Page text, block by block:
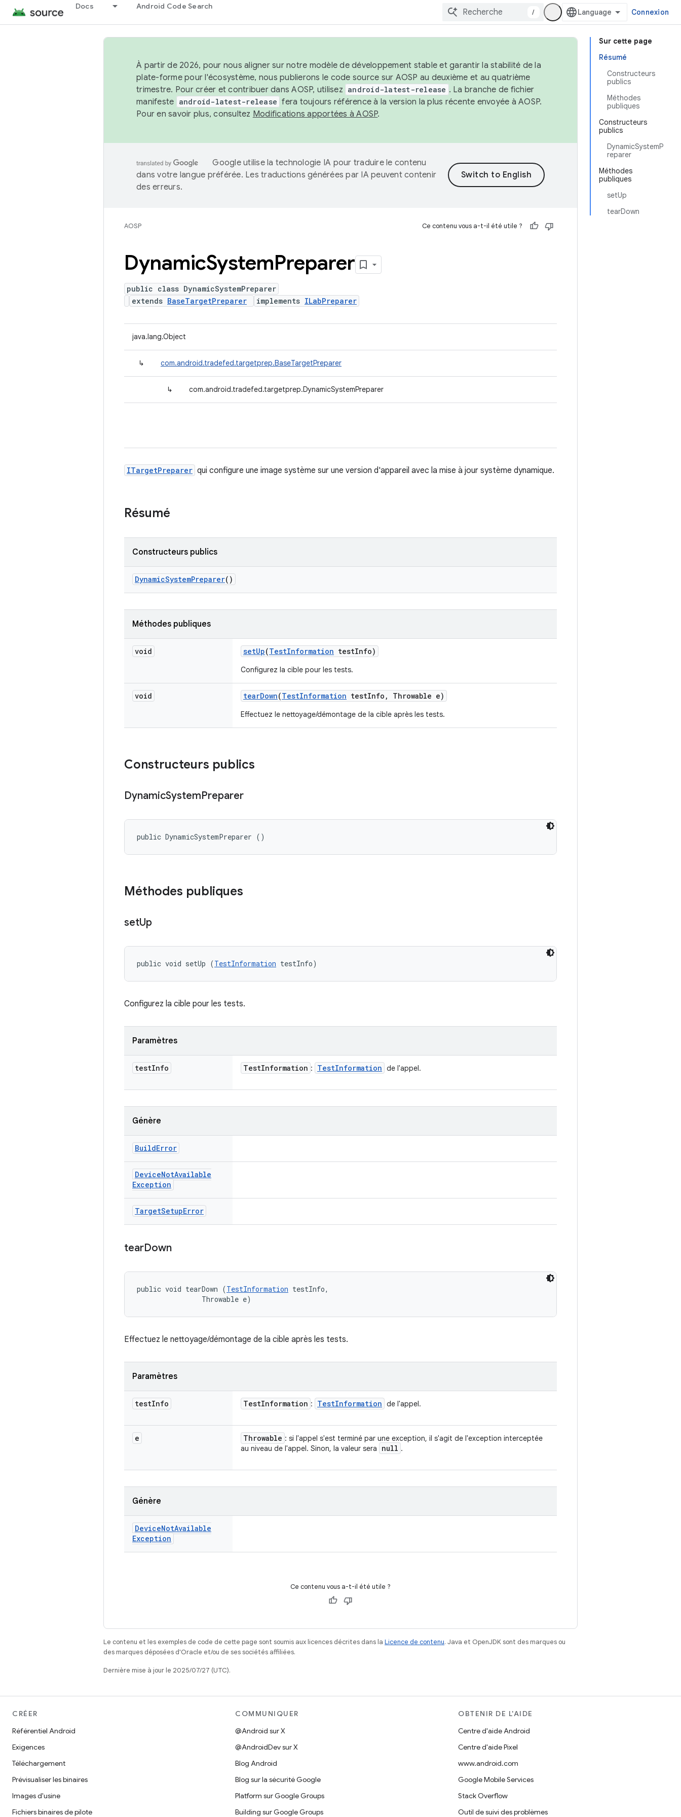
Docs Android Code Search
/ Connexion
Sur cette page
Résumé
Constructeurs
publics
Méthodes
publiques
Constructeurs
publics
DynamicSystemP
reparer
Méthodes
publiques
setUp
tearDown
À partir de 2026, pour nous aligner sur notre modèle de développement stable et garantir la stabilité de la
plate-forme pour l'écosystème, nous publierons le code source sur AOSP au deuxième et au quatrième
trimestre. Pour créer et contribuer dans AOSP, utilisez android-latest-release . La branche de fichier
manifeste android-latest-release fera toujours référence à la version la plus récente envoyée à AOSP.
Pour en savoir plus, consultez Modifications apportées à AOSP.
Google utilise la technologie IA pour traduire le contenu
dans votre langue préférée. Les traductions générées par IA peuvent contenir
des erreurs.
AOSP Ce contenu vous a-t-il été utile ?
DynamicSystemPreparer
public class DynamicSystemPreparer
extends BaseTargetPreparer implements ILabPreparer
java.lang.Object
↳ com.android.tradefed.targetprep.BaseTargetPreparer
↳ com.android.tradefed.targetprep.DynamicSystemPreparer
ITargetPreparer qui configure une image système sur une version d'appareil avec la mise à jour système dynamique.
Résumé
Constructeurs publics
DynamicSystemPreparer()
Méthodes publiques
void setUp(TestInformation testInfo)
Configurez la cible pour les tests.
void tearDown(TestInformation testInfo , Throwable e)
Effectuez le nettoyage/démontage de la cible après les tests.
Constructeurs publics
DynamicSystemPreparer
public DynamicSystemPreparer ()
Méthodes publiques
setUp
public void setUp (TestInformation testInfo)
Configurez la cible pour les tests.
Paramètres
testInfo TestInformation : TestInformation de l'appel.
Génère
BuildError
DeviceNotAvailable
Exception
TargetSetupError
tearDown
public void tearDown (TestInformation testInfo,
                Throwable e)
Effectuez le nettoyage/démontage de la cible après les tests.
Paramètres
testInfo TestInformation : TestInformation de l'appel.
e Throwable : si l'appel s'est terminé par une exception, il s'agit de l'exception interceptée
au niveau de l'appel. Sinon, la valeur sera
null .
Génère
DeviceNotAvailable
Exception
Ce contenu vous a-t-il été utile ?
Le contenu et les exemples de code de cette page sont soumis aux licences décrites dans la Licence de contenu. Java et OpenJDK sont des marques ou
des marques déposées d'Oracle et/ou de ses sociétés affiliées.
Dernière mise à jour le 2025/07/27 (UTC).
CRÉER
Référentiel Android
Exigences
Téléchargement
Prévisualiser les binaires
Images d'usine
Fichiers binaires de pilote
COMMUNIQUER
@Android sur X
@AndroidDev sur X
Blog Android
Blog sur la sécurité Google
Platform sur Google Groups
Building sur Google Groups
OBTENIR DE L'AIDE
Centre d'aide Android
Centre d'aide Pixel
www.android.com
Google Mobile Services
Stack Overflow
Outil de suivi des problèmes